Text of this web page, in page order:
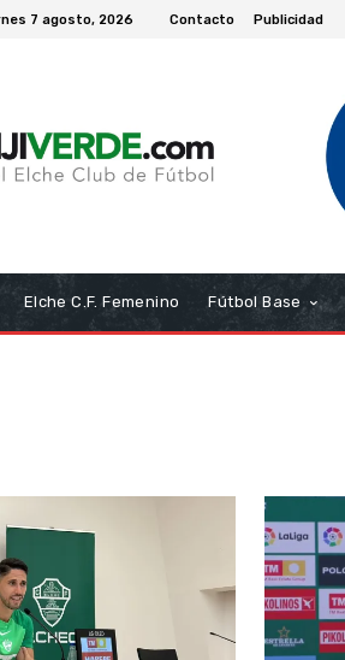
7 agosto, 2026 Contacto Publicidad
Elche C.F. Femenino Fútbol Base